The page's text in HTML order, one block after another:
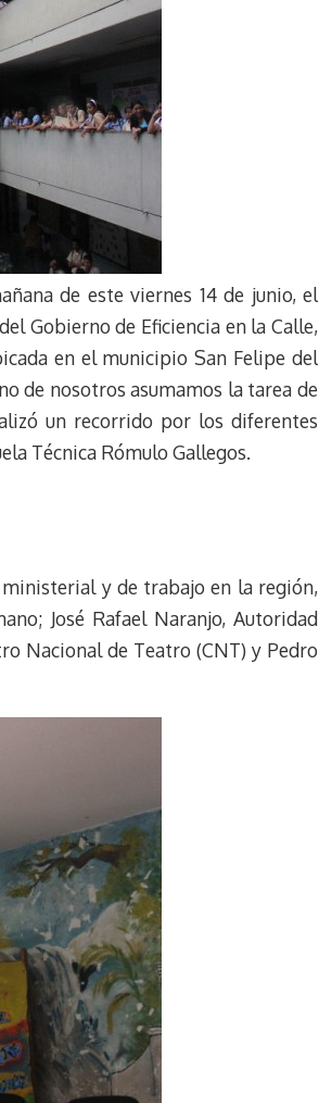
de este viernes 14 de junio, el
Gobierno de Eficiencia en la Calle,
en el municipio San Felipe del
de nosotros asumamos la tarea de
un recorrido por los diferentes
Técnica Rómulo Gallegos.
y de trabajo en la región,
José Rafael Naranjo, Autoridad
Nacional de Teatro (CNT) y Pedro